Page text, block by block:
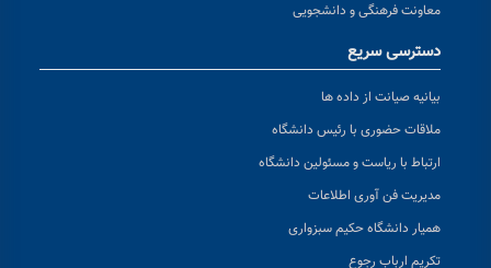
معاونت فرهنگی و دانشجویی
دسترسی سریع
بیانیه صیانت از داده ها
ملاقات حضوری با رئیس دانشگاه
ارتباط با ریاست و مسئولین دانشگاه
مدیریت فن آوری اطلاعات
همیار دانشگاه حکیم سبزواری
تکریم ارباب رجوع